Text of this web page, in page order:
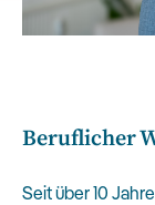
Beruflicher
Seit über 10